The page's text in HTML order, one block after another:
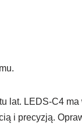
lat. LEDS-C4
i precyzją.